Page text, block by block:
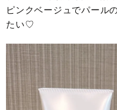
ピンクベージュでパール
たい♡